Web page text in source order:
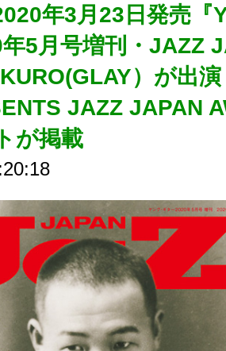
年3月23日発売『
5月号増刊・JAZZ
）が出
JAZZ JAPAN
が掲載